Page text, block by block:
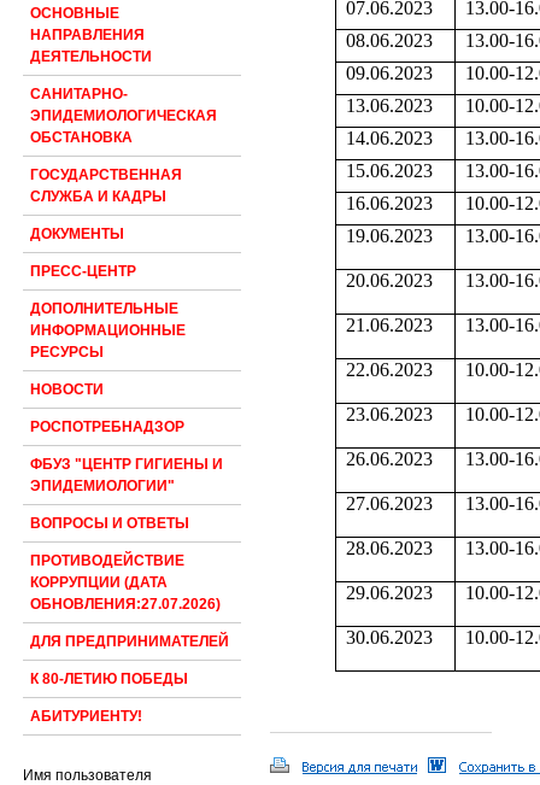
ОСНОВНЫЕ
НАПРАВЛЕНИЯ
ДЕЯТЕЛЬНОСТИ
САНИТАРНО-
ЭПИДЕМИОЛОГИЧЕСКАЯ
ОБСТАНОВКА
ГОСУДАРСТВЕННАЯ
СЛУЖБА И КАДРЫ
ДОКУМЕНТЫ
ПРЕСС-ЦЕНТР
ДОПОЛНИТЕЛЬНЫЕ
ИНФОРМАЦИОННЫЕ
РЕСУРСЫ
НОВОСТИ
РОСПОТРЕБНАДЗОР
ФБУЗ "ЦЕНТР ГИГИЕНЫ И
ЭПИДЕМИОЛОГИИ"
ВОПРОСЫ И ОТВЕТЫ
ПРОТИВОДЕЙСТВИЕ
КОРРУПЦИИ (ДАТА
ОБНОВЛЕНИЯ:27.07.2026)
ДЛЯ ПРЕДПРИНИМАТЕЛЕЙ
К 80-ЛЕТИЮ ПОБЕДЫ
АБИТУРИЕНТУ!
Имя пользователя
07.06.2023
13.00-
08.06.2023
13.00-
09.06.2023
10.00-
13.06.2023
10.00-
14.06.2023
13.00-
15.06.2023
13.00-
16.06.2023
10.00-
19.06.2023
13.00-
20.06.2023 13.00-
21.06.2023 13.00-
22.06.2023 10.00-
23.06.2023 10.00-
26.06.2023 13.00-
27.06.2023 13.00-
28.06.2023 13.00-
29.06.2023 10.00-
30.06.2023 10.00-